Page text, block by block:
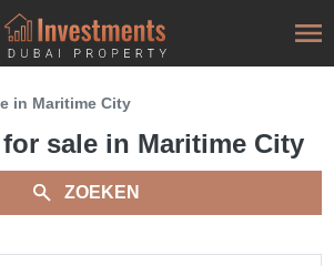
in Maritime City
sale in Maritime City
ZOEKEN